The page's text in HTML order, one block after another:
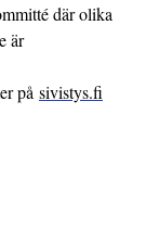
där olika
är
på sivistys.fi